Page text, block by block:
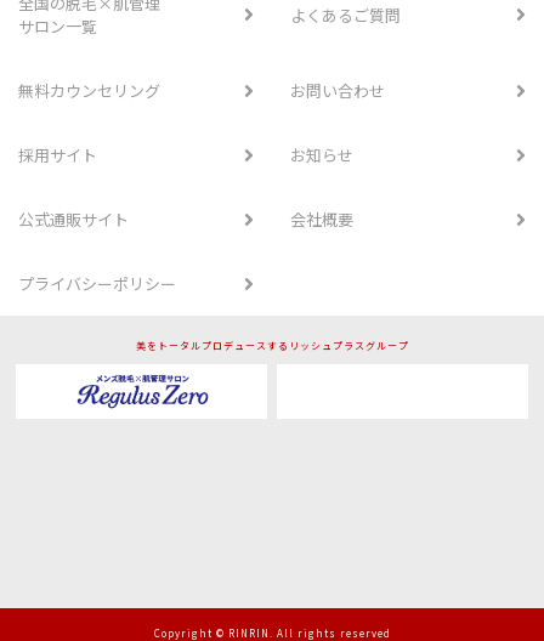
サロン一覧
よくあるご質問
無料カウンセリング お問い合わせ
採用サイト お知らせ
公式通販サイト 会社概要
プライバシーポリシー
美をトータルプロデュースするリッシュプラスグループ
Copyright © RINRIN. All rights reserved